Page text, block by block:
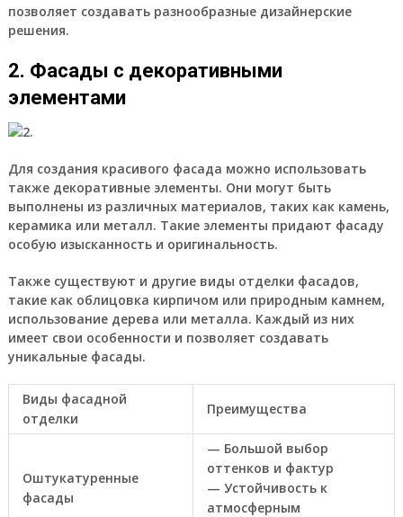
позволяет создавать разнообразные дизайнерские
решения.
2. Фасады с декоративными
элементами
Для создания красивого фасада можно использовать
также декоративные элементы. Они могут быть
выполнены из различных материалов, таких как камень,
керамика или металл. Такие элементы придают фасаду
особую изысканность и оригинальность.
Также существуют и другие виды отделки фасадов,
такие как облицовка кирпичом или природным камнем,
использование дерева или металла. Каждый из них
имеет свои особенности и позволяет создавать
уникальные фасады.
Виды фасадной
отделки
Преимущества
Оштукатуренные
фасады
— Большой выбор
оттенков и фактур
— Устойчивость к
атмосферным